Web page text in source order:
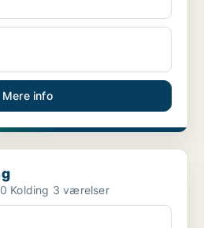
Mere info
Lejlighed til salg i 6000 Kolding 3 værelser